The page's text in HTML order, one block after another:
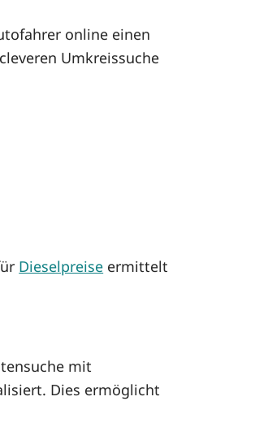
online einen
Umkreissuche
Dieselpreise ermittelt
mit
Dies ermöglicht